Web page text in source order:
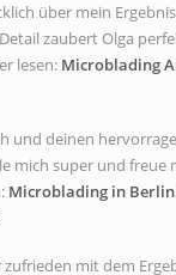
über mein
zaubert Olga
lesen: Microblading
und deinen
mich super und freue
Microblading in Berlin
mit dem